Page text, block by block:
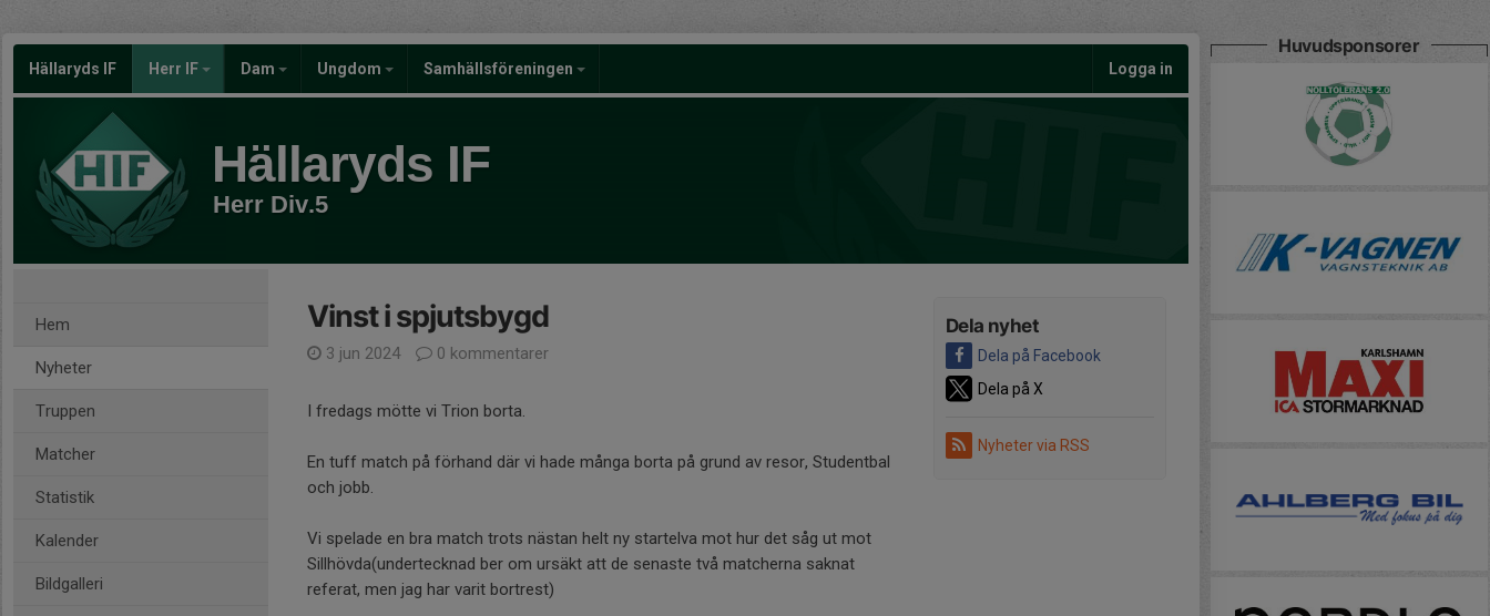
Hällaryds IF Herr IF Dam Ungdom Samhällsföreningen Logga in
Hällaryds IF
Herr Div.5
Hem
Nyheter
Truppen
Matcher
Statistik
Kalender
Bildgalleri
Dela nyhet
Dela på Facebook
Dela på X
Nyheter via RSS
Vinst i spjutsbygd
3 jun 2024 0 kommentarer
I fredags mötte vi Trion borta.
En tuff match på förhand där vi hade många borta på grund av resor, Studentbal
och jobb.
Vi spelade en bra match trots nästan helt ny startelva mot hur det såg ut mot
Sillhövda(undertecknad ber om ursäkt att de senaste två matcherna saknat
referat, men jag har varit bortrest)
Huvudsponsorer